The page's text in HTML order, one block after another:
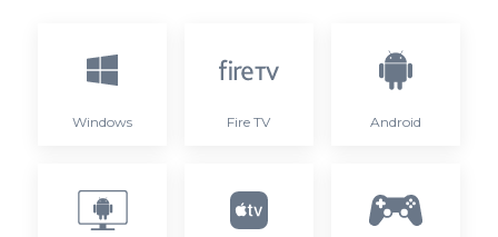
Windows Fire TV Android